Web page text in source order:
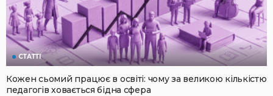
СТАТТІ
Кожен сьомий працює в освіті: чому за великою кількістю
педагогів ховається бідна сфера